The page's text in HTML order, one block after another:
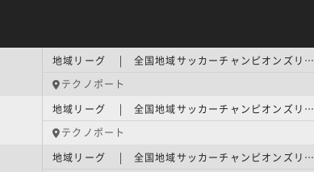
地域リーグ | 全国地域サッカーチャンピオンズリーグ 1次ラウンド グループA
テクノポート
地域リーグ | 全国地域サッカーチャンピオンズリーグ 1次ラウンド グループA
テクノポート
地域リーグ | 全国地域サッカーチャンピオンズリーグ 1次ラウンド グループA